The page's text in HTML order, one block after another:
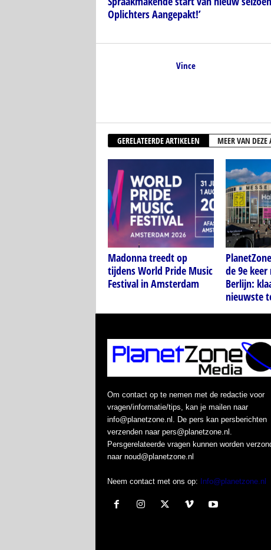
Oplichters Aangepakt!’
Vince
GERELATEERDE ARTIKELEN MEER VAN DEZE
Madonna treedt op
tijdens World Pride Music
Festival in Amsterdam
de 9e keer
Berlijn:
nieuwste
Om contact op te nemen met de redactie voor
vragen/informatie/tips, kan je mailen naar
info@planetzone.nl. De pers kan persberichten
verzenden naar pers@planetzone.nl.
Persgerelateerde vragen kunnen worden
naar noud@planetzone.nl
Neem contact met ons op: Info@planetzone.nl